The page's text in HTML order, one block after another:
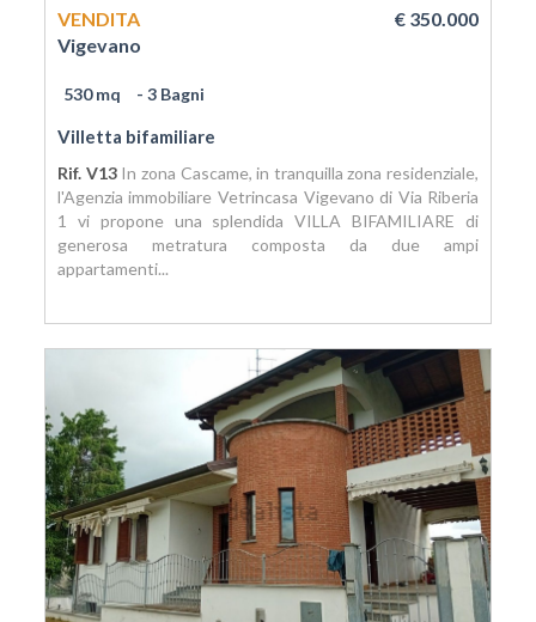
VENDITA
€ 350.000
Vigevano
530 mq - 3 Bagni
Villetta bifamiliare
Rif. V13In zona Cascame, in tranquilla zona residenziale,
l'Agenzia immobiliare Vetrincasa Vigevano di Via Riberia
1 vi propone una splendida VILLA BIFAMILIARE di
generosa metratura composta da due ampi
appartamenti...